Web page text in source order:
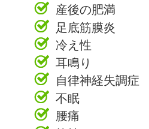
産後の肥満
足底筋膜炎
冷え性
耳鳴り
自律神経失調症
不眠
腰痛